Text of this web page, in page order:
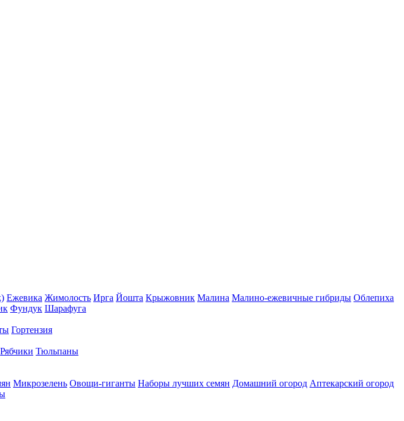
Ежевика Жимолость Ирга Йошта Крыжовник Малина Малино-ежевичные гибриды Облепиха
Фундук Шарафуга
Гортензия
Рябчики Тюльпаны
Микрозелень Овощи-гиганты Наборы лучших семян Домашний огород Аптекарский огород